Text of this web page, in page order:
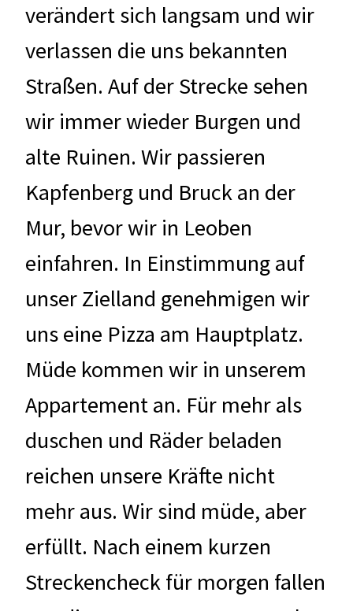
verändert sich langsam und wir
verlassen die uns bekannten
Straßen. Auf der Strecke sehen
wir immer wieder Burgen und
alte Ruinen. Wir passieren
Kapfenberg und Bruck an der
Mur, bevor wir in Leoben
einfahren. In Einstimmung auf
unser Zielland genehmigen wir
uns eine Pizza am Hauptplatz.
Müde kommen wir in unserem
Appartement an. Für mehr als
duschen und Räder beladen
reichen unsere Kräfte nicht
mehr aus. Wir sind müde, aber
erfüllt. Nach einem kurzen
Streckencheck für morgen fallen